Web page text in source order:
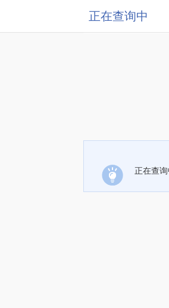
正在查询中
正在查